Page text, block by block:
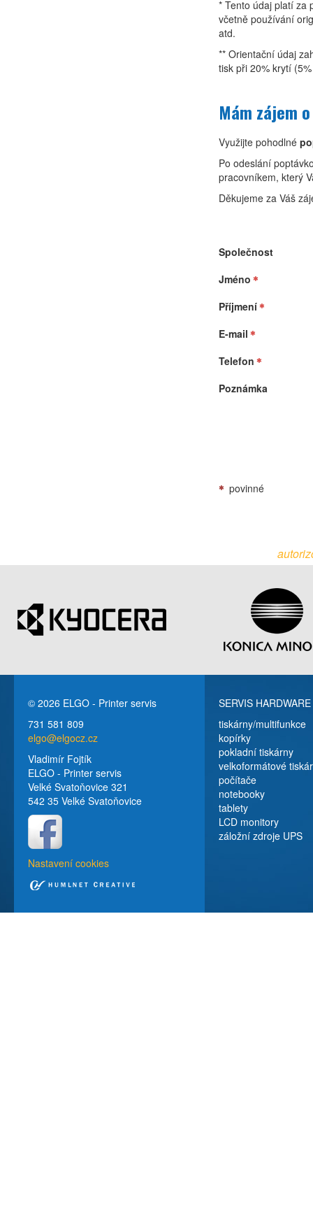
* Tento údaj platí za
včetně používání
atd.
** Orientační údaj
tisk při 20% krytí
Mám zájem
Využijte pohodlné
Po odeslání
pracovníkem, který
Děkujeme za Váš
Společnost
Jméno
Příjmení
E-mail
Telefon
Poznámka
povinné
© 2026 ELGO - Printer servis
731 581 809
elgo@elgocz.cz
Vladimír Fojtík
ELGO - Printer servis
Velké Svatoňovice 321
542 35 Velké Svatoňovice
Nastavení cookies
SERVIS HARDWARE
tiskárny/multifunkce
kopírky
pokladní tiskárny
velkoformátové
počítače
notebooky
tablety
LCD monitory
záložní zdroje UPS